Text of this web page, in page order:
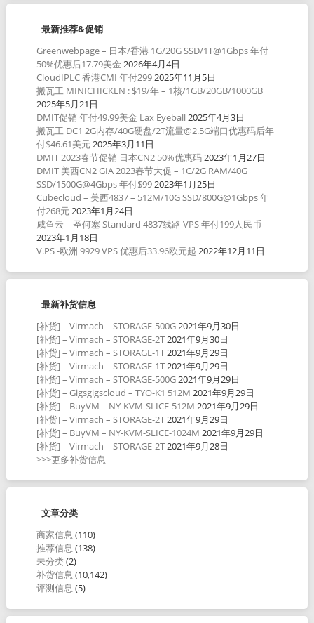
最新推荐&促销
Greenwebpage – 日本/香港 1G/20G SSD/1T@1Gbps 年付
50%优惠后17.79美金 2026年4月4日
CloudIPLC 香港CMI 年付2992025年11月5日
搬瓦工 MINICHICKEN : $19/年 – 1核/1GB/20GB/1000GB
2025年5月21日
DMIT促销 年付49.99美金 Lax Eyeball 2025年4月3日
搬瓦工 DC1 2G内存/40G硬盘/2T流量@2.5G端口优惠码后年
付$46.61美元2025年3月11日
DMIT 2023春节促销 日本CN2 50%优惠码2023年1月27日
DMIT 美西CN2 GIA 2023春节大促 – 1C/2G RAM/40G
SSD/1500G@4Gbps 年付$992023年1月25日
Cubecloud – 美西4837 – 512M/10G SSD/800G@1Gbps 年
付268元2023年1月24日
咸鱼云 – 圣何塞 Standard 4837线路 VPS 年付199人民币
2023年1月18日
V.PS -欧洲 9929 VPS 优惠后33.96欧元起 2022年12月11日
最新补货信息
[补货] – Virmach – STORAGE-500G2021年9月30日
[补货] – Virmach – STORAGE-2T2021年9月30日
[补货] – Virmach – STORAGE-1T2021年9月29日
[补货] – Virmach – STORAGE-1T2021年9月29日
[补货] – Virmach – STORAGE-500G2021年9月29日
[补货] – Gigsgigscloud – TYO-K1 512M 2021年9月29日
[补货] – BuyVM – NY-KVM-SLICE-512M 2021年9月29日
[补货] – Virmach – STORAGE-2T2021年9月29日
[补货] – BuyVM – NY-KVM-SLICE-1024M 2021年9月29日
[补货] – Virmach – STORAGE-2T2021年9月28日
>>>更多补货信息
文章分类
商家信息 (110)
推荐信息 (138)
未分类(2)
补货信息 (10,142)
评测信息 (5)